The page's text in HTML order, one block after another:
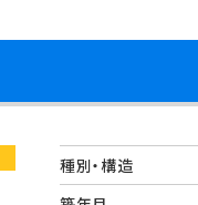
種別・構造